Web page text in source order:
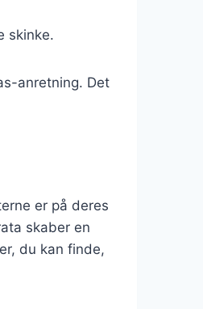
skinke.
anretning. Det
er på deres
skaber en
du kan finde,